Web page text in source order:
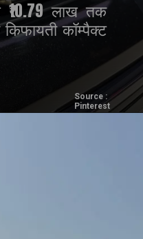
लाख तक
कॉम्पैक्ट
Source :
Pinterest